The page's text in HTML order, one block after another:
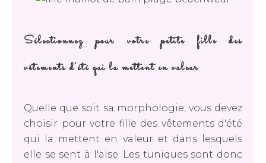
Sélectionnez pour votre petite fille des
vêtements d'été qui la mettent en valeur
Quelle que soit sa morphologie, vous devez
choisir pour votre fille des vêtements d'été
qui la mettent en valeur et dans lesquels
elle se sent à l'aise. Les tuniques sont donc